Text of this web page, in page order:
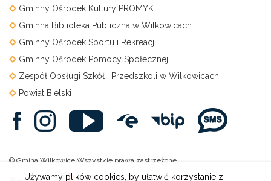
Gminny Ośrodek Kultury PROMYK
Gminna Biblioteka Publiczna w Wilkowicach
Gminny Ośrodek Sportu i Rekreacji
Gminny Ośrodek Pomocy Społecznej
Zespół Obsługi Szkół i Przedszkoli w Wilkowicach
Powiat Bielski
© Gmina Wilkowice Wszystkie prawa zastrzeżone.
Używamy plików cookies, by ułatwić korzystanie z